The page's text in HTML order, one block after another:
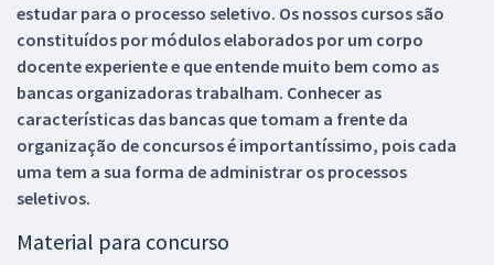
estudar para o processo seletivo. Os nossos cursos são
constituídos por módulos elaborados por um corpo
docente experiente e que entende muito bem como as
bancas organizadoras trabalham. Conhecer as
características das bancas que tomam a frente da
organização de concursos é importantíssimo, pois cada
uma tem a sua forma de administrar os processos
seletivos.
Material para concurso